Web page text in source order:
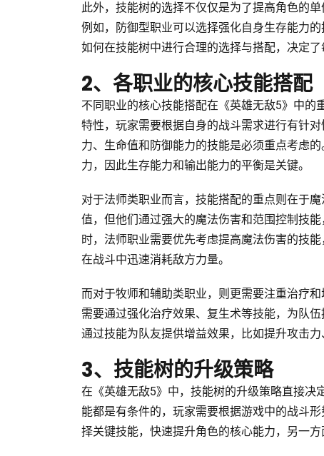
此外，技能树的选择不仅仅是为了提高角色的
例如，防御型职业可以选择强化自身生存能力
如何在技能树中进行合理的选择与搭配，决定了
2、各职业的核心技能搭配
不同职业的核心技能搭配在《英雄无敌5》中
特性，玩家需要根据自身的战斗需求进行有针
力、生命值和防御能力的技能是必须重点考虑
力，因此生存能力和输出能力的平衡是关键。
对于法师类职业而言，技能搭配的重点则在于
值，但他们通过强大的魔法伤害和范围控制技
时，法师职业需要优先考虑提高魔法伤害的技
在战斗中迅速消耗敌方力量。
而对于牧师和辅助类职业，则更需要注重治疗
需要通过强化治疗效果、复生术等技能，为队
通过技能为队友提供增益效果，比如提升攻击
3、技能树的升级策略
在《英雄无敌5》中，技能树的升级策略直接决
能都是有条件的，玩家需要根据游戏中的战斗
择关键技能，快速提升角色的核心能力，另一